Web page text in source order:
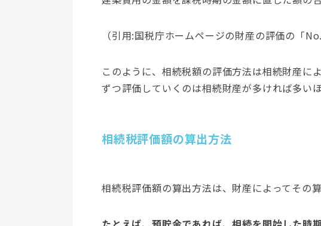
（引用:国税庁ホームページの財産の評価の「
このように、相続税額の評価方法は相続財産に
ずつ評価していくのは相続財産が多ければ多い
相続税評価額の算出方法
相続税評価額の算出方法は、財産によってその